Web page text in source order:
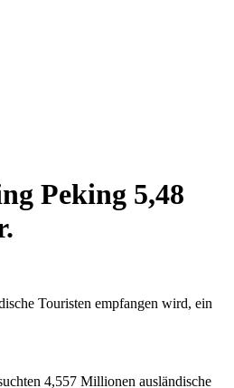
Peking 5,48
Touristen empfangen wird, ein
4,557 Millionen ausländische